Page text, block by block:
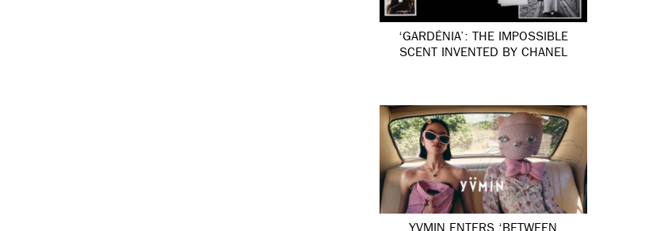
‘GARDÉNIA’: THE IMPOSSIBLE
SCENT INVENTED BY CHANEL